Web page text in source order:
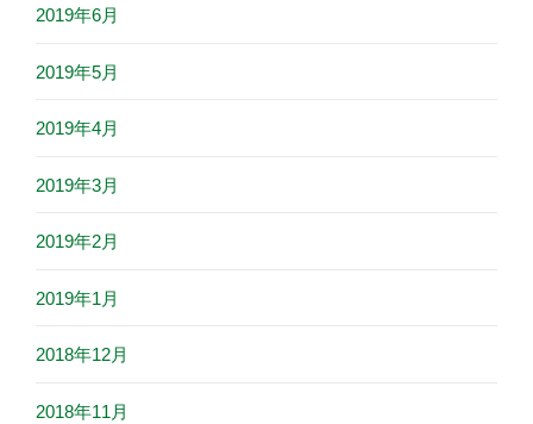
2019年6月
2019年5月
2019年4月
2019年3月
2019年2月
2019年1月
2018年12月
2018年11月